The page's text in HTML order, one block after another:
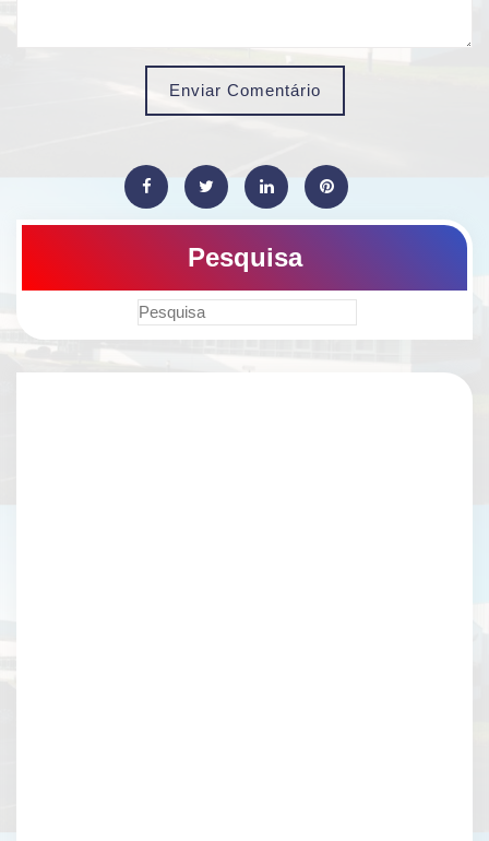
Enviar Comentário
Pesquisa